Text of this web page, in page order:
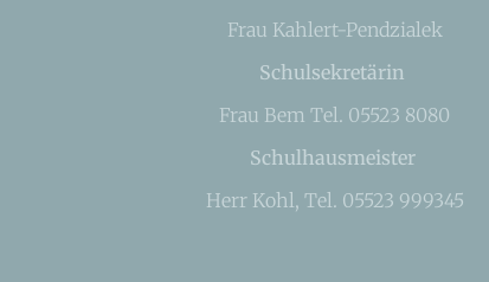
Frau Kahlert-Pendzialek
Schulsekretärin
Frau Bem Tel. 05523 8080
Schulhausmeister
Herr Kohl, Tel. 05523 999345